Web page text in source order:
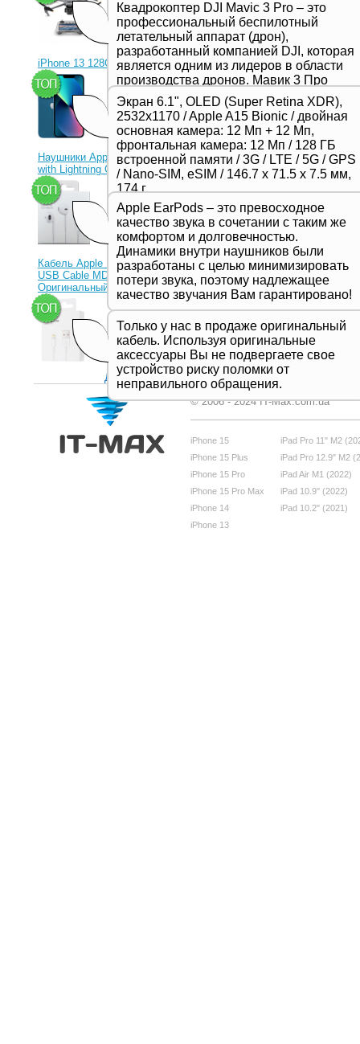
Квадрокоптер DJI Mavic 3 Pro – это
профессиональный беспилотный
летательный аппарат (дрон),
разработанный компанией DJI, которая
является одним из лидеров в области
производства дронов. Мавик 3 Про
представляет собой новейшую модель
в серии Mavic и отличается высоким
качеством съемки, продвинутыми
функциями и улучшенной
производительностью,
предназначенной для
профессиональных фотографов и
видеооператоров.
iPhone 13 128Gb Blue
Экран 6.1", OLED (Super Retina XDR),
2532x1170 / Apple A15 Bionic / двойная
основная камера: 12 Мп + 12 Мп,
фронтальная камера: 12 Мп / 128 ГБ
встроенной памяти / 3G / LTE / 5G / GPS
/ Nano-SIM, eSIM / 146.7 х 71.5 х 7.5 мм,
174 г
23 330 грн
Наушники Apple EarPods
with Lightning Connector
Apple EarPods – это превосходное
качество звука в сочетании с таким же
комфортом и долговечностью.
Динамики внутри наушников были
разработаны с целью минимизировать
потери звука, поэтому надлежащее
качество звучания Вам гарантировано!
1 350 грн
Кабель Apple Lightning to
USB Cable MD818ZM
Оригинальный!
Только у нас в продаже оригинальный
кабель. Используя оригинальные
аксессуары Вы не подвергаете свое
устройство риску поломки от
неправильного обращения.
Дивитись все
© 2006 - 2024 IT-Max.com.ua
iPhone 15
iPhone 15 Plus
iPhone 15 Pro
iPhone 15 Pro Max
iPhone 14
iPhone 13
iPad Pro 11" M2
iPad Pro 12.9" M2
iPad Air M1 (2022)
iPad 10.9" (2022)
iPad 10.2" (2021)